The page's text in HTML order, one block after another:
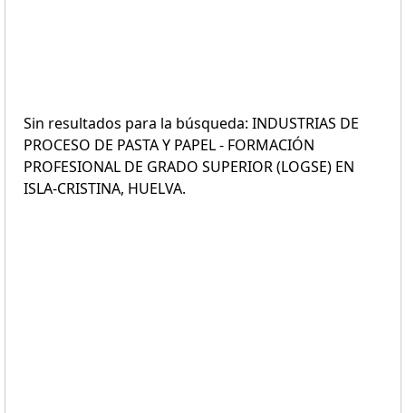
Sin resultados para la búsqueda: INDUSTRIAS DE
PROCESO DE PASTA Y PAPEL - FORMACIÓN
PROFESIONAL DE GRADO SUPERIOR (LOGSE) EN
ISLA-CRISTINA, HUELVA.